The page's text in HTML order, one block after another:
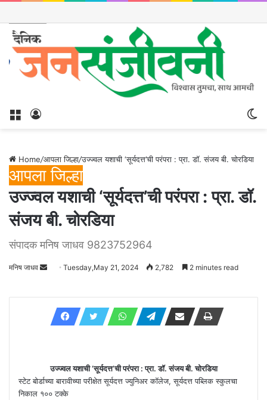
Menu
Home/आपला जिल्हा/उज्ज्वल यशाची ‘सूर्यदत्त’ची परंपरा : प्रा. डॉ. संजय बी. चोरडिया
आपला जिल्हा
उज्ज्वल यशाची ‘सूर्यदत्त’ची परंपरा : प्रा. डॉ.
संजय बी. चोरडिया
संपादक मनिष जाधव 9823752964
मनिष जाधव
Send
email
Tuesday,May 21, 2024 2,782 2 minutes read
उज्ज्वल यशाची ‘सूर्यदत्त’ची परंपरा : प्रा. डॉ. संजय बी. चोरडिया
स्टेट बोर्डाच्या बारावीच्या परीक्षेत सूर्यदत्त ज्युनिअर कॉलेज, सूर्यदत्त पब्लिक स्कुलचा
निकाल १०० टक्के